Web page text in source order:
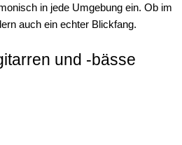
in jede Umgebung ein. Ob im
auch ein echter Blickfang.
und -bässe